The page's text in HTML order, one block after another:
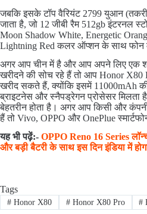
जबकि इसके टॉप वैरियंट 2799 युआन
जाता है, जो 12 जीबी रैम 512gb इंटरनल
Moon Shadow White, Energetic
Lightning Red कलर ऑप्शन के साथ फोन
अगर आप चीन में है और आप अपने लिए एक
खरीदने की सोच रहे हैं तो आप Honor X80
खरीद सकते हैं, क्योंकि इसमें 11000mAh
ब्राइटनेस और स्नैपड्रेगन प्रोसेसर मिलता
बेहतरीन होता है। अगर आप किसी और
हैं तो Vivo, OPPO और OnePlue
यह भी पढ़ें:- OPPO Reno 16 Series
और बड़ी बैटरी के साथ इस दिन इंडिया में
Tags
#Honor X80 #Honor X80 Pro #